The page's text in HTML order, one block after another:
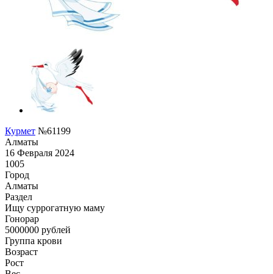
Курмет №61199
Алматы
16 Февраля 2024
1005
Город
Алматы
Раздел
Ищу суррогатную маму
Гонoрар
5000000 рублей
Группа крови
Возраст
Рост